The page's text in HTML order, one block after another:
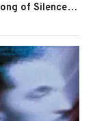
サイケロックバンド Wax Machine、『Earthsong of Silence』をリリース